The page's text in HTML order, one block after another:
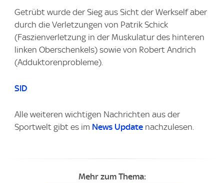
Getrübt wurde der Sieg aus Sicht der Werkself aber
durch die Verletzungen von Patrik Schick
(Faszienverletzung in der Muskulatur des hinteren
linken Oberschenkels) sowie von Robert Andrich
(Adduktorenprobleme).
SID
Alle weiteren wichtigen Nachrichten aus der
Sportwelt gibt es im News Update nachzulesen.
Mehr zum Thema: